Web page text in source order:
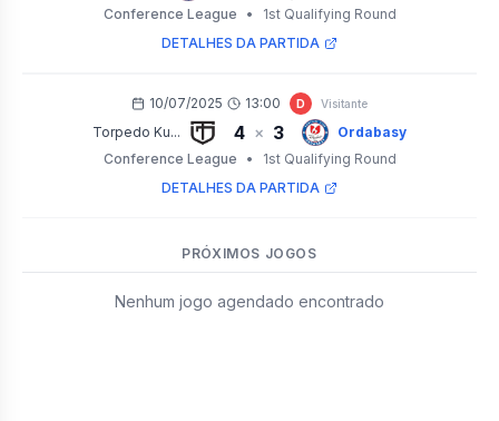
Conference League
•
1st Qualifying Round
DETALHES DA PARTIDA
10/07/2025 13:00 D Visitante
Torpedo Ku... 4 × 3
Ordabasy
Conference League
•
1st Qualifying Round
DETALHES DA PARTIDA
PRÓXIMOS JOGOS
Nenhum jogo agendado encontrado